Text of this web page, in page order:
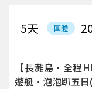
團體
5天
【長灘島‧全程
遊艇‧泡泡趴五日